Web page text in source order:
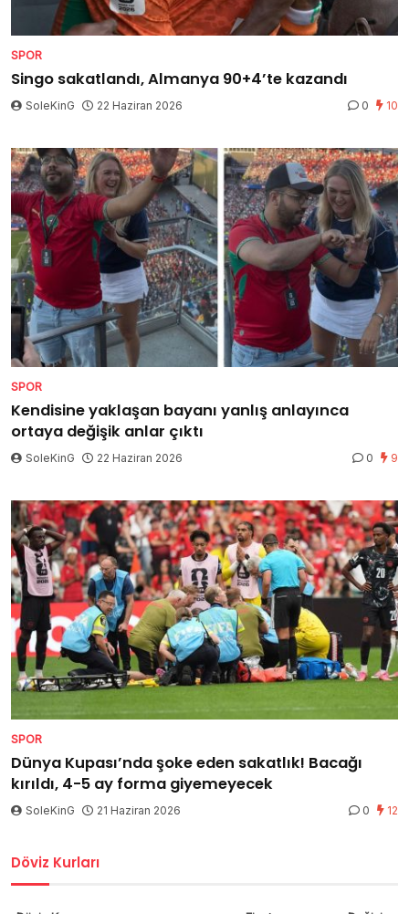
SPOR
Singo sakatlandı, Almanya 90+4’te kazandı
SoleKinG 22 Haziran 2026 0 10
SPOR
Kendisine yaklaşan bayanı yanlış anlayınca
ortaya değişik anlar çıktı
SoleKinG 22 Haziran 2026 0 9
SPOR
Dünya Kupası’nda şoke eden sakatlık! Bacağı
kırıldı, 4-5 ay forma giyemeyecek
SoleKinG 21 Haziran 2026 0 12
Döviz Kurları